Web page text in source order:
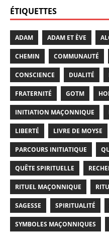
ÉTIQUETTES
ADAM ADAM ET ÈVE
CHEMIN COMMUNAUTÉ
CONSCIENCE DUALITÉ
FRATERNITÉ GOTM
INITIATION MAÇONNIQUE
LIBERTÉ LIVRE DE MOYSE
PARCOURS INITIATIQUE
QUÊTE SPIRITUELLE
RITUEL MAÇONNIQUE
SAGESSE SPIRITUALITÉ
SYMBOLES MAÇONNIQUES